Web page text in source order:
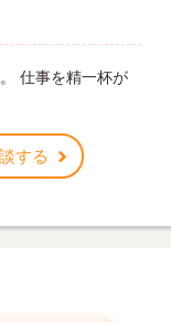
仕事を精一杯が
する